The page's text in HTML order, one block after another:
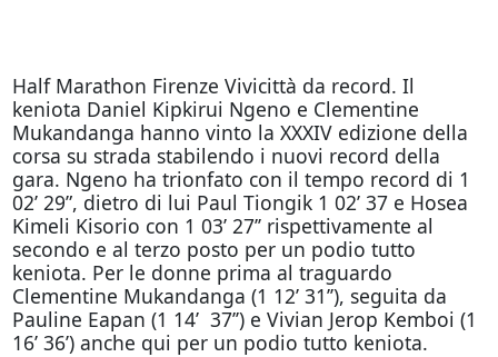
Half Marathon Firenze Vivicittà da record. Il
keniota Daniel Kipkirui Ngeno e Clementine
Mukandanga hanno vinto la XXXIV edizione della
corsa su strada stabilendo i nuovi record della
gara. Ngeno ha trionfato con il tempo record di 1
02’ 29”, dietro di lui Paul Tiongik 1 02’ 37 e Hosea
Kimeli Kisorio con 1 03’ 27’’ rispettivamente al
secondo e al terzo posto per un podio tutto
keniota. Per le donne prima al traguardo
Clementine Mukandanga (1 12’ 31’’), seguita da
Pauline Eapan (1 14’ 37’’) e Vivian Jerop Kemboi (1
16’ 36’) anche qui per un podio tutto keniota.